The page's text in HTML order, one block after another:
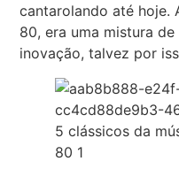
cantarolando até hoje.
80, era uma mistura
inovação, talvez por
5 clássicos da
80 1